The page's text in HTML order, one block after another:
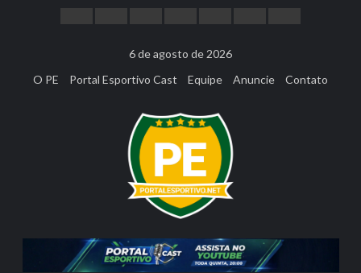
6 de agosto de 2026
O PE
Portal Esportivo Cast Equipe Anuncie Contato